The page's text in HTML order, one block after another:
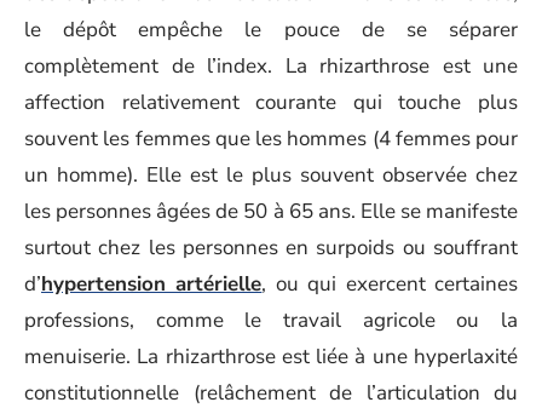
le dépôt empêche le pouce de se séparer
complètement de l’index. La rhizarthrose est une
affection relativement courante qui touche plus
souvent les femmes que les hommes (4 femmes pour
un homme). Elle est le plus souvent observée chez
les personnes âgées de 50 à 65 ans. Elle se manifeste
surtout chez les personnes en surpoids ou souffrant
d’hypertension artérielle, ou qui exercent certaines
professions, comme le travail agricole ou la
menuiserie. La rhizarthrose est liée à une hyperlaxité
constitutionnelle (relâchement de l’articulation du